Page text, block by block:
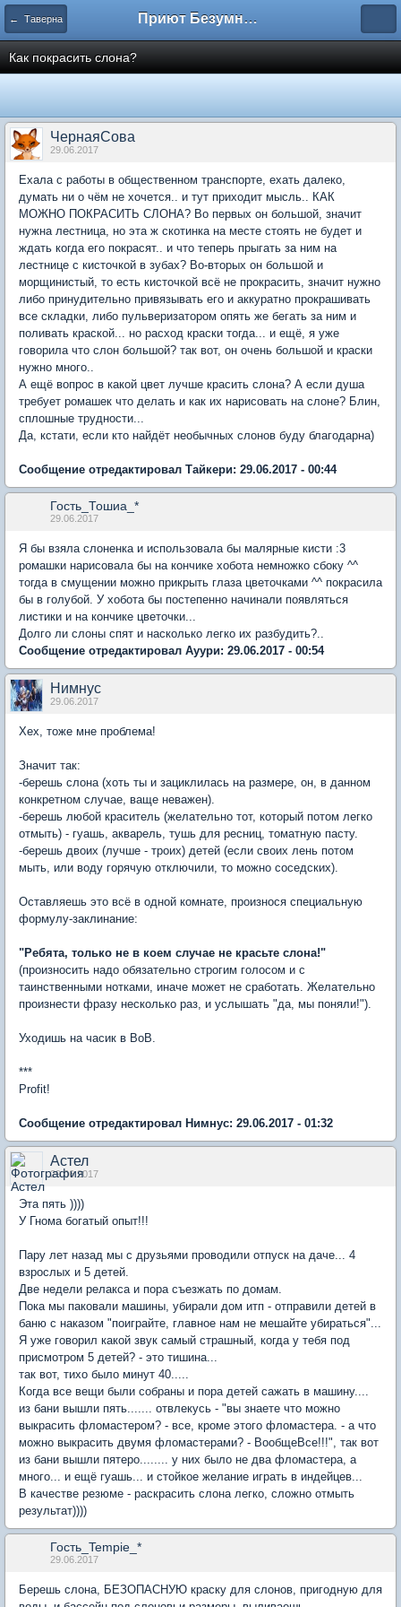
← Таверна Приют Безумных
Как покрасить слона?
ЧернаяСова
29.06.2017
Ехала с работы в общественном транспорте, ехать далеко,
думать ни о чём не хочется.. и тут приходит мысль.. КАК
МОЖНО ПОКРАСИТЬ СЛОНА? Во первых он большой, значит
нужна лестница, но эта ж скотинка на месте стоять не будет и
ждать когда его покрасят.. и что теперь прыгать за ним на
лестнице с кисточкой в зубах? Во-вторых он большой и
морщинистый, то есть кисточкой всё не прокрасить, значит нужно
либо принудительно привязывать его и аккуратно прокрашивать
все складки, либо пульверизатором опять же бегать за ним и
поливать краской... но расход краски тогда... и ещё, я уже
говорила что слон большой? так вот, он очень большой и краски
нужно много..
А ещё вопрос в какой цвет лучше красить слона? А если душа
требует ромашек что делать и как их нарисовать на слоне? Блин,
сплошные трудности...
Да, кстати, если кто найдёт необычных слонов буду благодарна)
Сообщение отредактировал Тайкери: 29.06.2017 - 00:44
Гость_Тошиа_*
29.06.2017
Я бы взяла слоненка и использовала бы малярные кисти :3
ромашки нарисовала бы на кончике хобота немножко сбоку ^^
тогда в смущении можно прикрыть глаза цветочками ^^ покрасила
бы в голубой. У хобота бы постепенно начинали появляться
листики и на кончике цветочки...
Долго ли слоны спят и насколько легко их разбудить?..
Сообщение отредактировал Ауури: 29.06.2017 - 00:54
Нимнус
29.06.2017
Хех, тоже мне проблема!
Значит так:
-берешь слона (хоть ты и зациклилась на размере, он, в данном
конкретном случае, ваще неважен).
-берешь любой краситель (желательно тот, который потом легко
отмыть) - гуашь, акварель, тушь для ресниц, томатную пасту.
-берешь двоих (лучше - троих) детей (если своих лень потом
мыть, или воду горячую отключили, то можно соседских).
Оставляешь это всё в одной комнате, произнося специальную
формулу-заклинание:
"Ребята, только не в коем случае не красьте слона!"
(произносить надо обязательно строгим голосом и с
таинственными нотками, иначе может не сработать. Желательно
произнести фразу несколько раз, и услышать "да, мы поняли!").
Уходишь на часик в ВоВ.
***
Profit!
Сообщение отредактировал Нимнус: 29.06.2017 - 01:32
Астел
29.06.2017
Эта пять ))))
У Гнома богатый опыт!!!
Пару лет назад мы с друзьями проводили отпуск на даче... 4
взрослых и 5 детей.
Две недели релакса и пора съезжать по домам.
Пока мы паковали машины, убирали дом итп - отправили детей в
баню с наказом "поиграйте, главное нам не мешайте убираться"...
Я уже говорил какой звук самый страшный, когда у тебя под
присмотром 5 детей? - это тишина...
так вот, тихо было минут 40.....
Когда все вещи были собраны и пора детей сажать в машину....
из бани вышли пять....... отвлекусь - "вы знаете что можно
выкрасить фломастером? - все, кроме этого фломастера. - а что
можно выкрасить двумя фломастерами? - ВообщеВсе!!!", так вот
из бани вышли пятеро........ у них было не два фломастера, а
много... и ещё гуашь... и стойкое желание играть в индейцев...
В качестве резюме - раскрасить слона легко, сложно отмыть
результат))))
Гость_Tempie_*
29.06.2017
Берешь слона, БЕЗОПАСНУЮ краску для слонов, пригодную для